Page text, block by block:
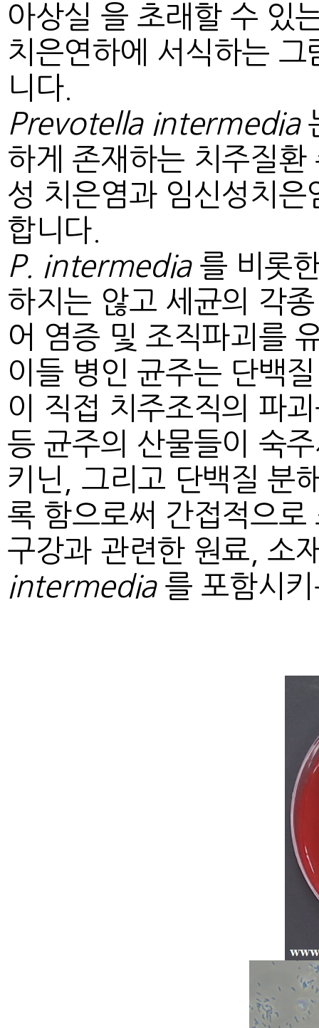
아상실 을 초래할 수 있
치은연하에 서식하는
니다.
Prevotella intermedia
하게 존재하는 치주질
성 치은염과 임신성치
합니다.
P. intermedia 를 비롯
하지는 않고 세균의 각
어 염증 및 조직파괴를
이들 병인 균주는 단백
이 직접 치주조직의 파
등 균주의 산물들이 숙
키닌, 그리고 단백질 분
록 함으로써 간접적으
구강과 관련한 원료, 소
intermedia 를 포함시